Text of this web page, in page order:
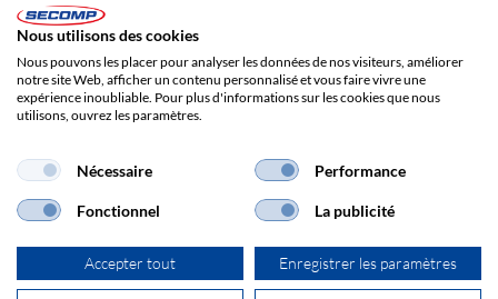
Brands
Protection des données
Frais de port
Nous utilisons des cookies
Nous pouvons les placer pour analyser les données de nos visiteurs, améliorer
notre site Web, afficher un contenu personnalisé et vous faire vivre une
expérience inoubliable. Pour plus d'informations sur les cookies que nous
utilisons, ouvrez les paramètres.
Nécessaire Performance
Fonctionnel La publicité
Accepter tout Enregistrer les paramètres